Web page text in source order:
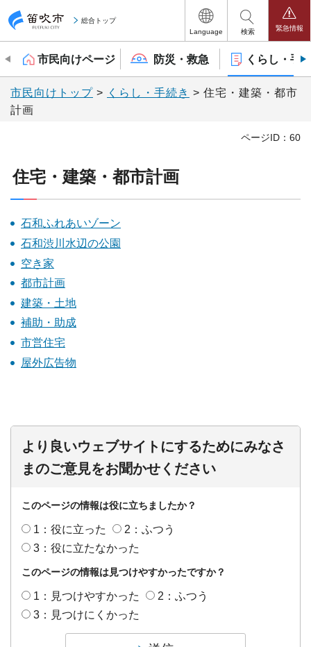
笛吹市
総合トップ
Language
検索 緊急情報
市民向けページ 防災・救急 くらし・手
市民向けトップ > くらし・手続き > 住宅・建築・都市
計画
ページID：60
住宅・建築・都市計画
石和ふれあいゾーン
石和渋川水辺の公園
空き家
都市計画
建築・土地
補助・助成
市営住宅
屋外広告物
より良いウェブサイトにするためにみなさ
まのご意見をお聞かせください
このページの情報は役に立ちましたか？
1：役に立った
2：ふつう
3：役に立たなかった
このページの情報は見つけやすかったですか？
1：見つけやすかった
2：ふつう
3：見つけにくかった